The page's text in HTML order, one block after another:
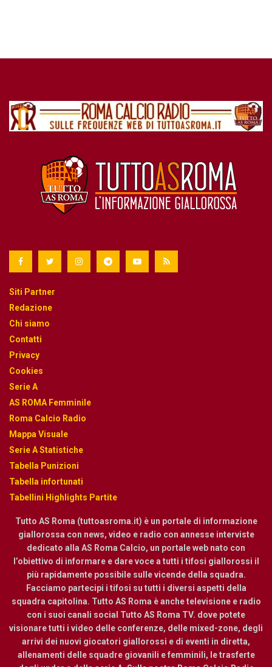
Siti Partner
Redazione
Chi siamo
Contatti
Privacy
Cookies
Serie A
AS ROMA Femminile
Roma Calcio Radio
Mappa Visuale
Serie A Statistiche
Tabella Punizioni
Tabella infortunati
Tabellini Highlights Partite
Tutto AS Roma (tuttoasroma.it) è un portale di informazione
giallorossa con news, video e radio con annesse interviste
dedicato alla AS Roma Calcio, un portale web nato con
l’obiettivo di informare e dare voce a tutti i tifosi giallorossi il
più rapidamente possibile sulle vicende della squadra.
Facciamo partecipi i tifosi su tutti i diversi aspetti della
squadra capitolina. Tutto AS Roma è anche televisione e radio
con i suoi canali social Tutto AS Roma TV. dove potete
visionare tutti i video delle conferenze, delle mixed-zone, degli
arrivi dei nuovi giocatori giallorossi e di eventi in diretta,
allenamenti delle squadre giovanili e femminili, le trasferte